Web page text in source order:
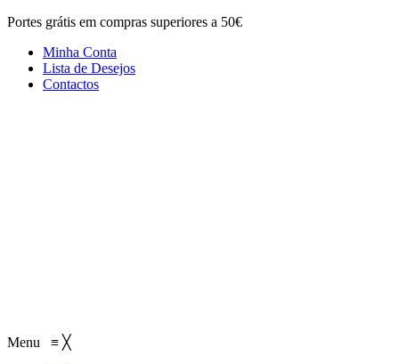
Portes grátis em compras superiores a 50€
Minha Conta
Lista de Desejos
Contactos
Menu ≡ ╳